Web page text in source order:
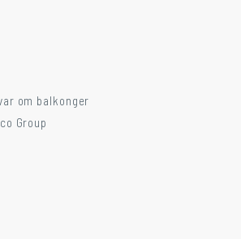
om balkonger
Group